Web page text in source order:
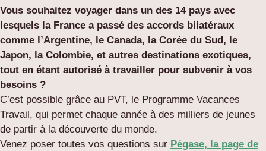
Vous souhaitez voyager dans un des 14 pays avec
lesquels la France a passé des accords bilatéraux
comme l’Argentine, le Canada, la Corée du Sud, le
Japon, la Colombie, et autres destinations exotiques,
tout en étant autorisé à travailler pour subvenir à vos
besoins ?
C’est possible grâce au PVT, le Programme Vacances
Travail, qui permet chaque année à des milliers de jeunes
de partir à la découverte du monde.
Venez poser toutes vos questions sur Pégase, la page de